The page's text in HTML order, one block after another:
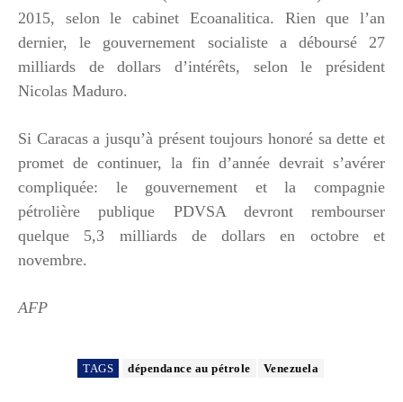
2015, selon le cabinet Ecoanalitica. Rien que l’an
dernier, le gouvernement socialiste a déboursé 27
milliards de dollars d’intérêts, selon le président
Nicolas Maduro.
Si Caracas a jusqu’à présent toujours honoré sa dette et
promet de continuer, la fin d’année devrait s’avérer
compliquée: le gouvernement et la compagnie
pétrolière publique PDVSA devront rembourser
quelque 5,3 milliards de dollars en octobre et
novembre.
AFP
TAGS dépendance au pétrole Venezuela